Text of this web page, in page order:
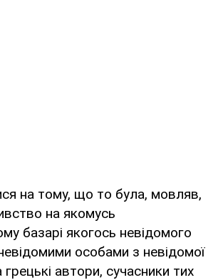
на тому, що то була, мовляв,
на якомусь
базарі якогось невідомого
особами з невідомої
автори, сучасники тих